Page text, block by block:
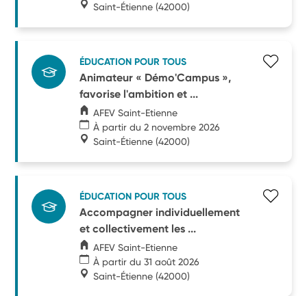
Saint-Étienne (42000)
ÉDUCATION POUR TOUS
Animateur « Démo'Campus »,
favorise l'ambition et ...
AFEV Saint-Etienne
À partir du 2 novembre 2026
Saint-Étienne (42000)
ÉDUCATION POUR TOUS
Accompagner individuellement
et collectivement les ...
AFEV Saint-Etienne
À partir du 31 août 2026
Saint-Étienne (42000)